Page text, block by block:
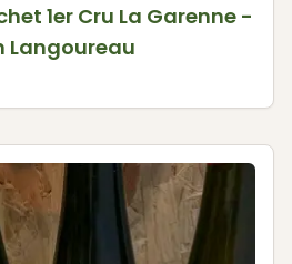
1er Cru La Garenne -
Langoureau